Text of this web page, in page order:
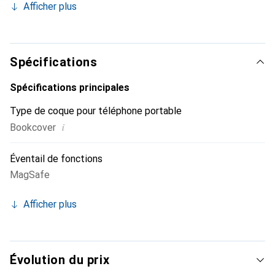
et indispensable de votre smartphone. Reconnaître
marque Noreve est un choix sûr pour une clientèle
exigeante.
Afficher plus
Spécifications
Spécifications principales
Type de coque pour téléphone portable
Bookcover i
Éventail de fonctions
MagSafe
Afficher plus
Évolution du prix